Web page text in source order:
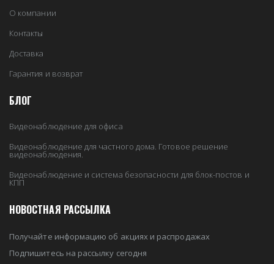
О компании
Контакты
Доставка
Гарантия и возврат
БЛОГ
Видеонаблюдение для офиса
Видеонаблюдение для частного дома. Готовое решение
видеонаблюдения.
Видеонаблюдение и система безопасности для блок-постов и
КПП
НОВОСТНАЯ РАССЫЛКА
Получайте информацию об акциях и распродажах
Подпишитесь на рассылку сегодня